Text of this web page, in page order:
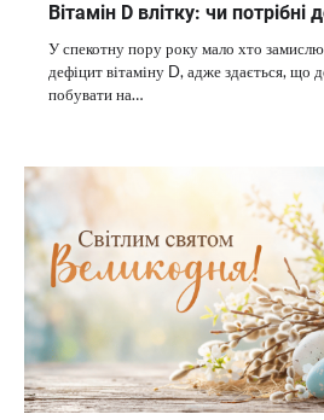
Вітамін D влітку: чи потрібні
У спекотну пору року мало хто
дефіцит вітаміну D, адже здається, що
побувати на…